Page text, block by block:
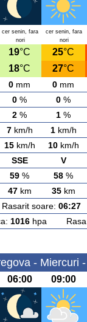
cer senin, fara
nori
cer senin, fara
nori
19°C 25°C
18°C 27°C
0 mm 0 mm
0 % 0 %
2 % 1 %
7km/h 1km/h
15km/h 10km/h
SSE V
59 % 58 %
47km 35km
soare: 06:27
1016hpa
- Miercuri
06:00 09:00